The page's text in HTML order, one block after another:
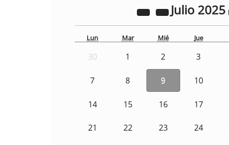
Julio 2025
Lun Mar Mié Jue
30 1 2 3
7 8 9 10
14 15 16 17
21 22 23 24